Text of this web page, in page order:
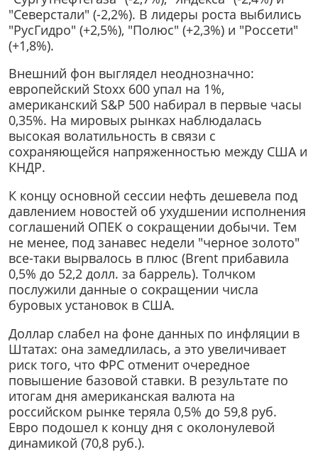
"Северстали" (-2,2%). В лидеры роста выбились
"РусГидро" (+2,5%), "Полюс" (+2,3%) и "Россети"
(+1,8%).
Внешний фон выглядел неоднозначно:
европейский Stoxx 600 упал на 1%,
американский S&P 500 набирал в первые часы
0,35%. На мировых рынках наблюдалась
высокая волатильность в связи с
сохраняющейся напряженностью между США и
КНДР.
К концу основной сессии нефть дешевела под
давлением новостей об ухудшении исполнения
соглашений ОПЕК о сокращении добычи. Тем
не менее, под занавес недели "черное золото"
все-таки вырвалось в плюс (Brent прибавила
0,5% до 52,2 долл. за баррель). Толчком
послужили данные о сокращении числа
буровых установок в США.
Доллар слабел на фоне данных по инфляции в
Штатах: она замедлилась, а это увеличивает
риск того, что ФРС отменит очередное
повышение базовой ставки. В результате по
итогам дня американская валюта на
российском рынке теряла 0,5% до 59,8 руб.
Евро подошел к концу дня с околонулевой
динамикой (70,8 руб.).